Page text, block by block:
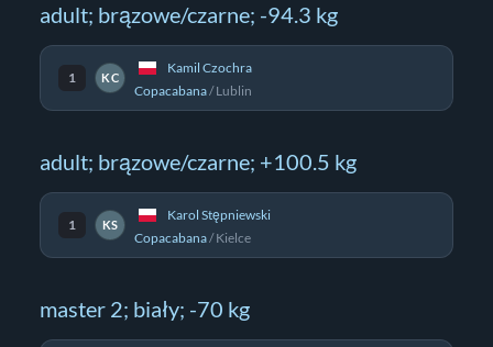
adult; brązowe/czarne; -94.3 kg
1 KC
Kamil Czochra
Copacabana/Lublin
adult; brązowe/czarne; +100.5 kg
1 KS
Karol Stępniewski
Copacabana/Kielce
master 2; biały; -70 kg